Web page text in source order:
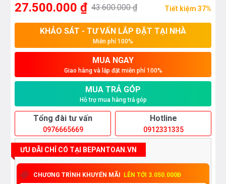
27.500.000 ₫ 43.600.000 ₫ Tiết kiệm 37%
KHẢO SÁT - TƯ VẤN LẮP ĐẶT TẠI NHÀ
Miễn phí 100%
MUA NGAY
Giao hàng và lắp đặt miễn phí 100%
MUA TRẢ GÓP
Hỗ trợ mua hàng trả góp
Tổng đài tư vấn
0976665669
Hotline
0912331335
ƯU ĐÃI CHỈ CÓ TẠI BEPANTOAN.VN
CHƯƠNG TRÌNH KHUYẾN MÃI LÊN TỚI 3.050.000Đ